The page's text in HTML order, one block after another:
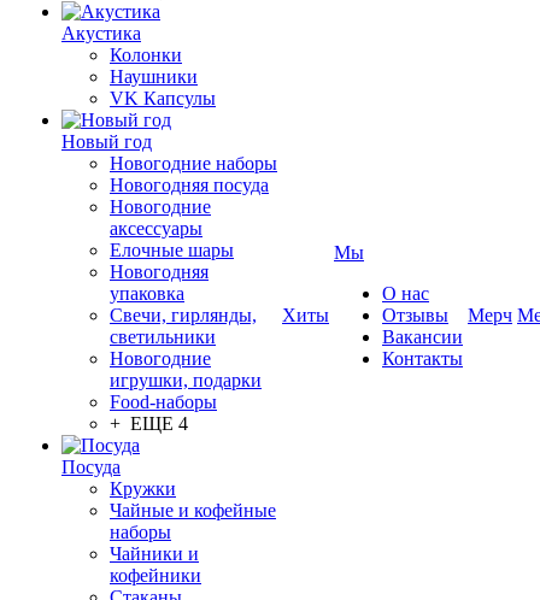
Акустика
Колонки
Наушники
VK Капсулы
Новый год
Новогодние наборы
Новогодняя посуда
Новогодние
аксессуары
Елочные шары
Новогодняя
упаковка
Свечи, гирлянды,
светильники
Новогодние
игрушки, подарки
Food-наборы
+ ЕЩЕ 4
Посуда
Кружки
Чайные и кофейные
наборы
Чайники и
кофейники
Хиты
Мы
О нас
Отзывы
Вакансии
Контакты
Мерч